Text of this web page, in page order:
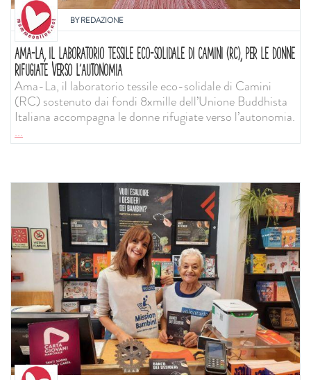
BYREDAZIONE
AMA-LA, IL LABORATORIO TESSILE ECO-SOLIDALE DI CAMINI (RC), PER LE DONNE
RIFUGIATE VERSO L’AUTONOMIA
Ama-La, il laboratorio tessile eco-solidale di Camini
(RC) sostenuto dai fondi 8xmille dell’Unione Buddhista
Italiana accompagna le donne rifugiate verso l’autonomia.
...